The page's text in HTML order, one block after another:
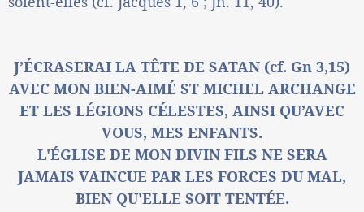
J’ÉCRASERAI LA TÊTE DE SATAN (cf. Gn 3,15)
AVEC MON BIEN-AIMÉ ST MICHEL ARCHANGE
ET LES LÉGIONS CÉLESTES, AINSI QU’AVEC
VOUS, MES ENFANTS.
L'ÉGLISE DE MON DIVIN FILS NE SERA
JAMAIS VAINCUE PAR LES FORCES DU MAL,
BIEN QU'ELLE SOIT TENTÉE.